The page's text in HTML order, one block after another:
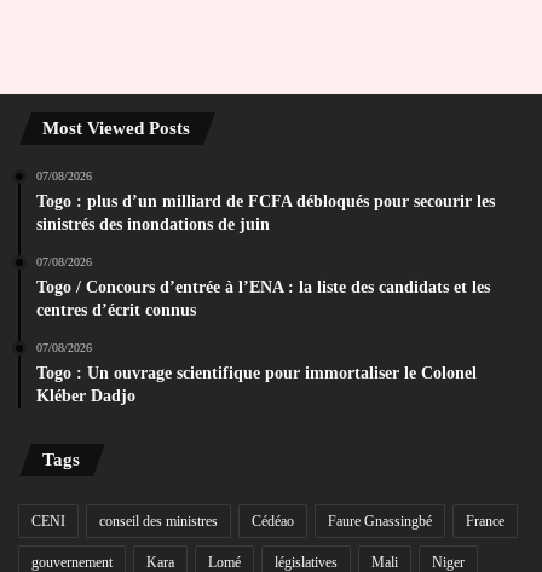
Most Viewed Posts
07/08/2026
Togo : plus d’un milliard de FCFA débloqués pour secourir les
sinistrés des inondations de juin
07/08/2026
Togo / Concours d’entrée à l’ENA : la liste des candidats et les
centres d’écrit connus
07/08/2026
Togo : Un ouvrage scientifique pour immortaliser le Colonel
Kléber Dadjo
Tags
CENI conseil des ministres Cédéao Faure Gnassingbé France
gouvernement Kara Lomé législatives Mali Niger